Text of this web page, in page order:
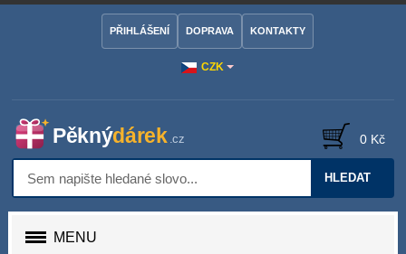
CZK
PŘIHLÁŠENÍ DOPRAVA KONTAKTY
HLEDAT
0 Kč
MENU